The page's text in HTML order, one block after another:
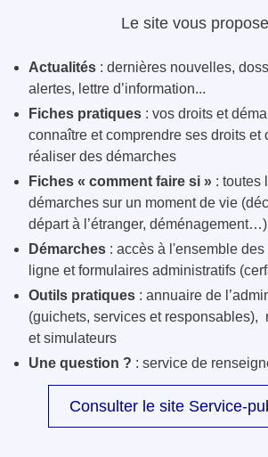
Le site vous
Actualités : dernières nouvelles,
alertes, lettre d’information...
Fiches pratiques : vos droits et
connaître et comprendre ses droits et
réaliser des démarches
Fiches « comment faire si » : toutes
démarches sur un moment de vie
départ à l’étranger, déménagement…)
Démarches : accès à l'ensemble
ligne et formulaires administratifs
Outils pratiques : annuaire de
(guichets, services et responsables),
et simulateurs
Une question ? : service de
Consulter le site Service-